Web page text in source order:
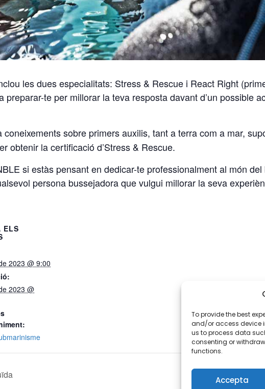
To provide the best
and/or access device
us to process data
consenting or
functions.
Accepta
les dues especialitats: Stress & Rescue i React Right
te per millorar la teva resposta davant d’un possible
coneixements sobre primers auxilis, tant a terra com a mar,
obtenir la certificació d’Stress & Rescue.
si estàs pensant en dedicar-te professionalment al món
persona bussejadora que vulgui millorar la seva
ELS
2023 @ 9:00
2023 @